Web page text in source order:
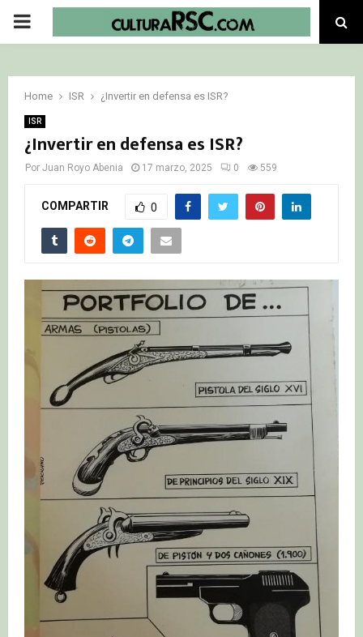
PRIMARY
Home ISR ¿Invertir en defensa es ISR?
ISR
¿Invertir en defensa es ISR?
Por Juan Royo Abenia 17 marzo, 2025 0 559
COMPARTIR 0